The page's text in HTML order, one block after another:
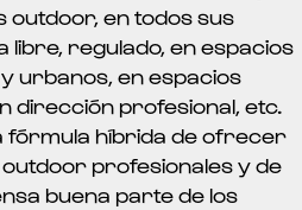
outdoor, en todos sus
regulado, en espacios
urbanos, en espacios
dirección profesional, etc.
fórmula híbrida de ofrecer
profesionales y de
buena parte de los